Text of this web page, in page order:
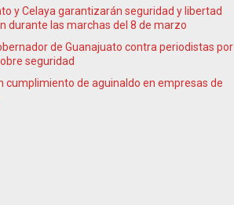
y Celaya garantizarán seguridad y libertad
durante las marchas del 8 de marzo
de Guanajuato contra periodistas por
seguridad
cumplimiento de aguinaldo en empresas de